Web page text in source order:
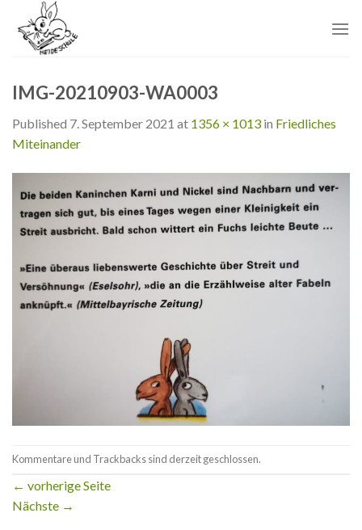
content
IMG-20210903-WA0003
Published 7. September 2021 at 1356 × 1013 in Friedliches
Miteinander
Kommentare und Trackbacks sind derzeit geschlossen.
← vorherige Seite
Nächste →